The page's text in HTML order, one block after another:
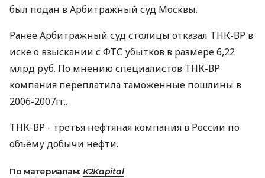
был подан в Арбитражный суд Москвы.
Ранее Арбитражный суд столицы отказал ТНК-ВР в
иске о взыскании с ФТС убытков в размере 6,22
млрд руб. По мнению специалистов ТНК-ВР
компания переплатила таможенные пошлины в
2006-2007гг..
ТНК-ВР - третья нефтяная компания в России по
объёму добычи нефти.
По материалам: K2Kapital